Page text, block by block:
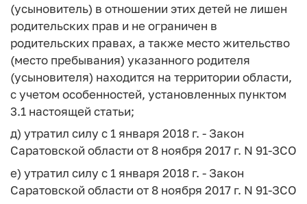
(усыновитель) в отношении этих детей не лишен
родительских прав и не ограничен в
родительских правах, а также место жительство
(место пребывания) указанного родителя
(усыновителя) находится на территории области,
с учетом особенностей, установленных пунктом
3.1 настоящей статьи;
д) утратил силу с 1 января 2018 г. - Закон
Саратовской области от 8 ноября 2017 г. N 91-ЗСО
е) утратил силу с 1 января 2018 г. - Закон
Саратовской области от 8 ноября 2017 г. N 91-ЗСО